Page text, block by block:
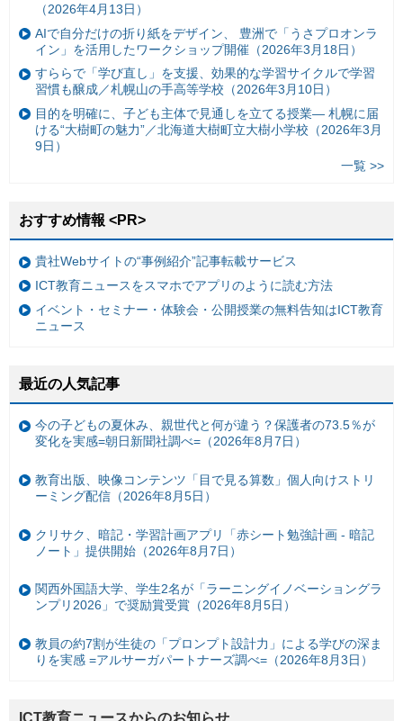
（2026年4月13日）
AIで自分だけの折り紙をデザイン、 豊洲で「うさプロオンラ
イン」を活用したワークショップ開催（2026年3月18日）
すららで「学び直し」を支援、効果的な学習サイクルで学習
習慣も醸成／札幌山の手高等学校（2026年3月10日）
目的を明確に、子ども主体で見通しを立てる授業— 札幌に届
ける“大樹町の魅力”／北海道大樹町立大樹小学校（2026年3月
9日）
一覧 >>
おすすめ情報 <PR>
貴社Webサイトの“事例紹介”記事転載サービス
ICT教育ニュースをスマホでアプリのように読む方法
イベント・セミナー・体験会・公開授業の無料告知はICT教育
ニュース
最近の人気記事
今の子どもの夏休み、親世代と何が違う？保護者の73.5％が
変化を実感=朝日新聞社調べ=（2026年8月7日）
教育出版、映像コンテンツ「目で見る算数」個人向けストリ
ーミング配信（2026年8月5日）
クリサク、暗記・学習計画アプリ「赤シート勉強計画 - 暗記
ノート」提供開始（2026年8月7日）
関西外国語大学、学生2名が「ラーニングイノベーショングラ
ンプリ2026」で奨励賞受賞（2026年8月5日）
教員の約7割が生徒の「プロンプト設計力」による学びの深ま
りを実感 =アルサーガパートナーズ調べ=（2026年8月3日）